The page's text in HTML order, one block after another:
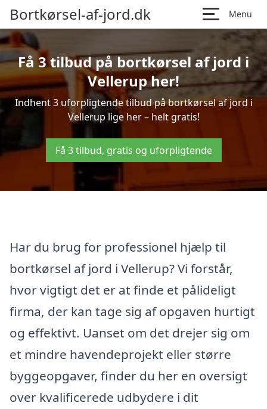
Bortkørsel-af-jord.dk Menu
Få 3 tilbud på bortkørsel af jord i
Vellerup her!
Indhent 3 uforpligtende tilbud på bortkørsel af jord i
Vellerup lige her – helt gratis!
Få 3 tilbud, gratis og uforpligtende
Har du brug for professionel hjælp til
bortkørsel af jord i Vellerup? Vi forstår,
hvor vigtigt det er at finde et pålideligt
firma, der kan tage sig af opgaven hurtigt
og effektivt. Uanset om det drejer sig om
et mindre havendeprojekt eller større
byggeopgaver, finder du her en oversigt
over kvalificerede udbydere i dit